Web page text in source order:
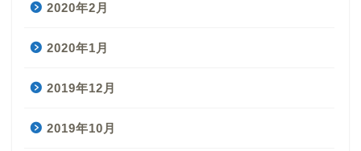
2020年2月
2020年1月
2019年12月
2019年10月